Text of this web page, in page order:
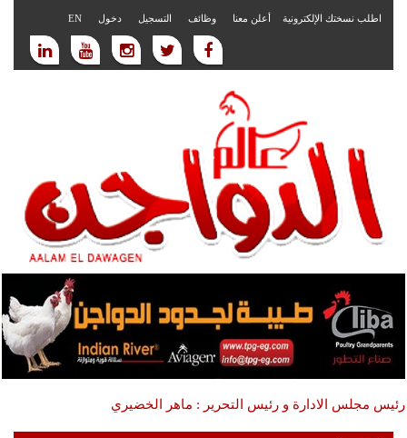
اطلب نسختك الإلكترونية أعلن معنا وظائف التسجيل دخول EN
رئيس مجلس الادارة و رئيس التحرير : ماهر الخضيري